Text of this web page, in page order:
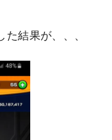
結果が、、、